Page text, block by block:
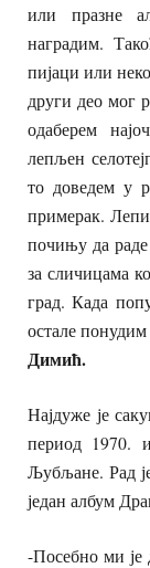
или празне
наградим.
пијаци или
други део мог
одаберем
лепљен
то доведем у
примерак.
почињу да
за сличицама
град. Када
остале
Димић.
Најдуже је
период 1970.
Љубљане. Рад
један албум
-Посебно ми је